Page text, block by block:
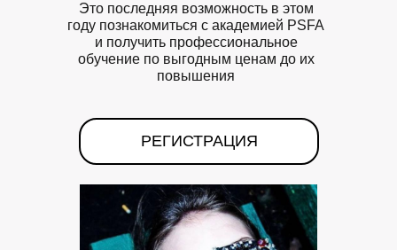
Это последняя возможность в этом
году познакомиться с академией PSFA
и получить профессиональное
обучение по выгодным ценам до их
повышения
РЕГИСТРАЦИЯ